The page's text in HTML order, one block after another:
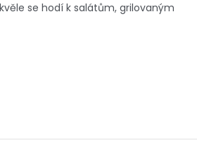
se hodí k salátům, grilovaným